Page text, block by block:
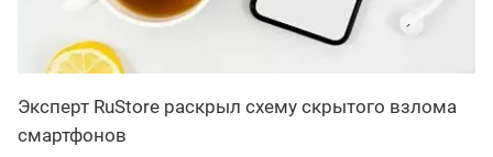
Эксперт RuStore раскрыл схему скрытого взлома
смартфонов